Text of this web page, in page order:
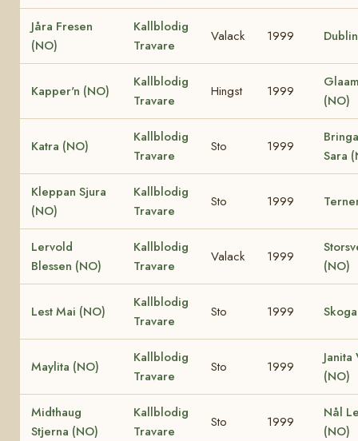
Jåra Fresen
(NO)
Kallblodig
Travare
Valack 1999
Kapper'n (NO)
Kallblodig
Travare
Hingst 1999
(NO)
Katra (NO)
Kallblodig
Travare
Sto 1999
Sara
Kleppan Sjura
(NO)
Kallblodig
Travare
Sto 1999
Lervold
Blessen (NO)
Kallblodig
Travare
Valack 1999
(NO)
Lest Mai (NO)
Kallblodig
Travare
Sto 1999
Maylita (NO)
Kallblodig
Travare
Sto 1999
(NO)
Midthaug
Stjerna (NO)
Kallblodig
Travare
Sto 1999
Nål
(NO)